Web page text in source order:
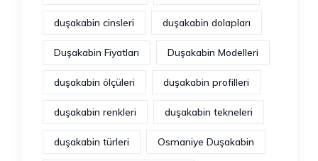
duşakabin cinsleri duşakabin dolapları
Duşakabin Fiyatları Duşakabin Modelleri
duşakabin ölçüleri duşakabin profilleri
duşakabin renkleri duşakabin tekneleri
duşakabin türleri Osmaniye Duşakabin